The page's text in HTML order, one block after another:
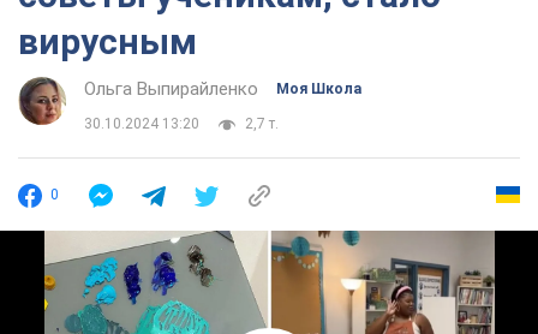
вирусным
Ольга Выпирайленко Моя Школа
30.10.2024 13:20 2,7 т.
0